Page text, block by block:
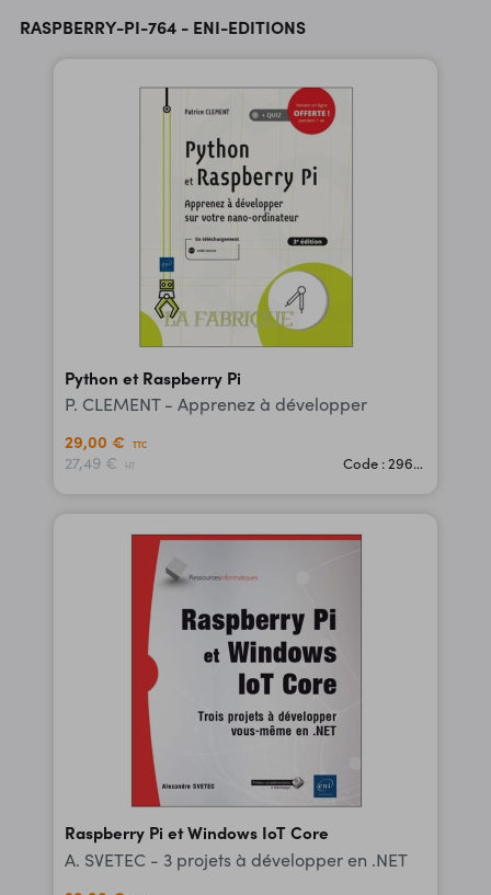
RASPBERRY-PI-764 - ENI-EDITIONS
Python et Raspberry Pi
P. CLEMENT - Apprenez à développer
29,00 €
TTC
27,49 € HT Code : 29618
Raspberry Pi et Windows IoT Core
A. SVETEC - 3 projets à développer en .NET